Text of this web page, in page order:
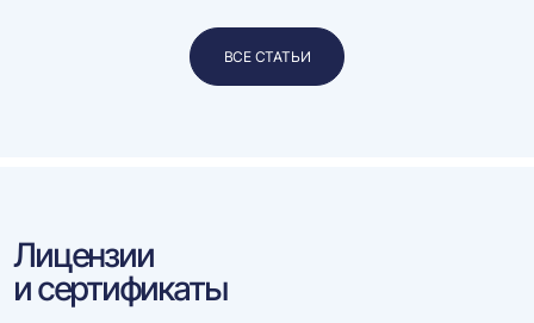
ВСЕ СТАТЬИ
Лицензии
и сертификаты